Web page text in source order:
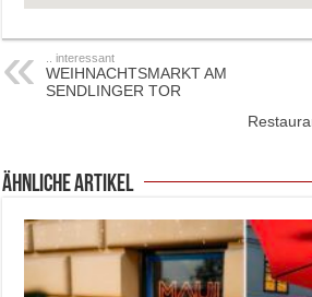
.. interessant
WEIHNACHTSMARKT AM
SENDLINGER TOR
ähnliche Artikel